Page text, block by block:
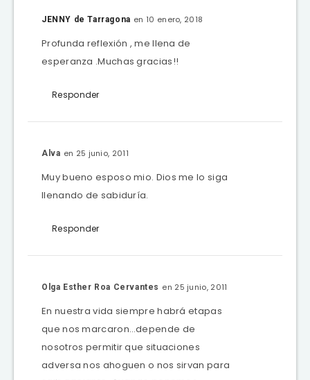
JENNY de Tarragona en 10 enero, 2018
Profunda reflexión , me llena de
esperanza .Muchas gracias!!
Responder
Alva en 25 junio, 2011
Muy bueno esposo mio. Dios me lo siga
llenando de sabiduría.
Responder
Olga Esther Roa Cervantes en 25 junio, 2011
En nuestra vida siempre habrá etapas
que nos marcaron…depende de
nosotros permitir que situaciones
adversa nos ahoguen o nos sirvan para